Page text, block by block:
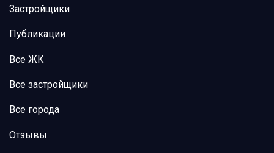
Застройщики
Публикации
Все ЖК
Все застройщики
Все города
Отзывы